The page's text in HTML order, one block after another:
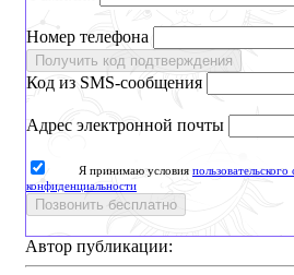
Номер телефона
Получить код подтверждения
Код из SMS-сообщения
Адрес электронной почты
Я принимаю условия
конфиденциальности
Позвонить бесплатно
Автор публикации: